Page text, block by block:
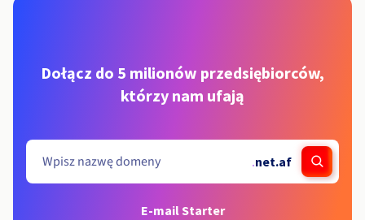
Dołącz do 5 milionów przedsiębiorców,
którzy nam ufają
.net.af
E-mail Starter